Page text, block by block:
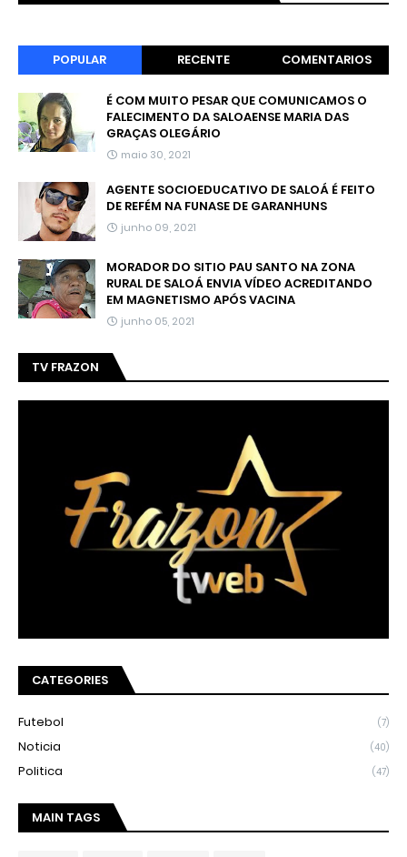
POPULAR RECENTE COMENTARIOS
É COM MUITO PESAR QUE COMUNICAMOS O
FALECIMENTO DA SALOAENSE MARIA DAS
GRAÇAS OLEGÁRIO
maio 30, 2021
AGENTE SOCIOEDUCATIVO DE SALOÁ É FEITO
DE REFÉM NA FUNASE DE GARANHUNS
junho 09, 2021
MORADOR DO SITIO PAU SANTO NA ZONA
RURAL DE SALOÁ ENVIA VÍDEO ACREDITANDO
EM MAGNETISMO APÓS VACINA
junho 05, 2021
TV FRAZON
CATEGORIES
Futebol (7)
Noticia (40)
Politica (47)
MAIN TAGS